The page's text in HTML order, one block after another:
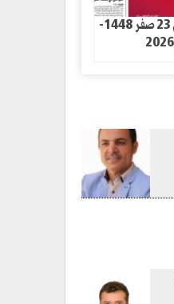
صحيفة الثورة الخميس 23 صفر 1448-